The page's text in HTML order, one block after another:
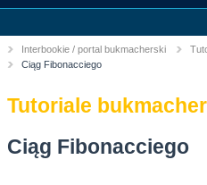
You
here
Interbookie / portal bukmacherski
Current:
Ciąg Fibonacciego
Tutoriale
Ciąg Fibonacciego